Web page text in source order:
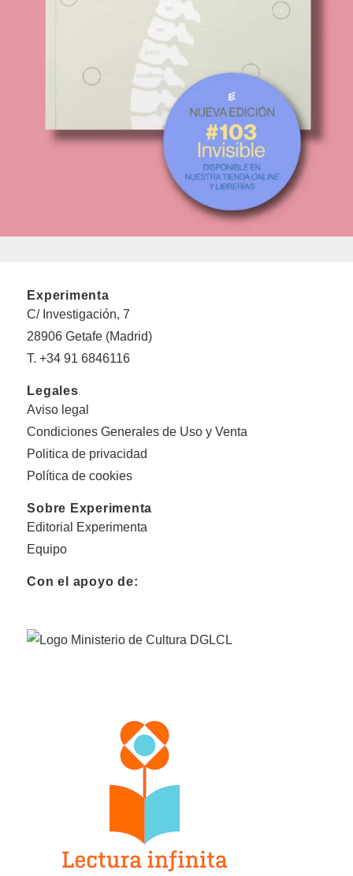
Experimenta
C/ Investigación, 7
28906 Getafe (Madrid)
T. +34 91 6846116
Legales
Aviso legal
Condiciones Generales de Uso y Venta
Politica de privacidad
Política de cookies
Sobre Experimenta
Editorial Experimenta
Equipo
Con el apoyo de: